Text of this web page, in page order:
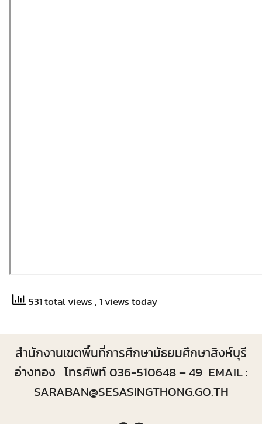
531 total views , 1 views today
สำนักงานเขตพื้นที่การศึกษามัธยมศึกษาสิงห์บุรี
อ่างทอง โทรศัพท์ 036-510648 – 49 EMAIL :
SARABAN@SESASINGTHONG.GO.TH